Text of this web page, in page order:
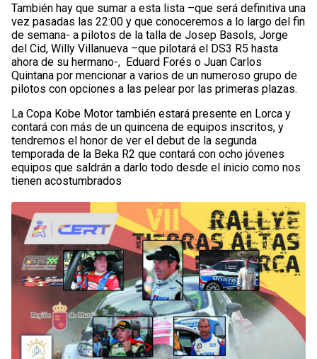
También hay que sumar a esta lista –que será definitiva una
vez pasadas las 22:00 y que conoceremos a lo largo del fin
de semana- a pilotos de la talla de Josep Basols, Jorge
del Cid, Willy Villanueva –que pilotará el DS3 R5 hasta
ahora de su hermano-, Eduard Forés o Juan Carlos
Quintana por mencionar a varios de un numeroso grupo de
pilotos con opciones a las pelear por las primeras plazas.
La Copa Kobe Motor también estará presente en Lorca y
contará con más de un quincena de equipos inscritos, y
tendremos el honor de ver el debut de la segunda
temporada de la Beka R2 que contará con ocho jóvenes
equipos que saldrán a darlo todo desde el inicio como nos
tienen acostumbrados